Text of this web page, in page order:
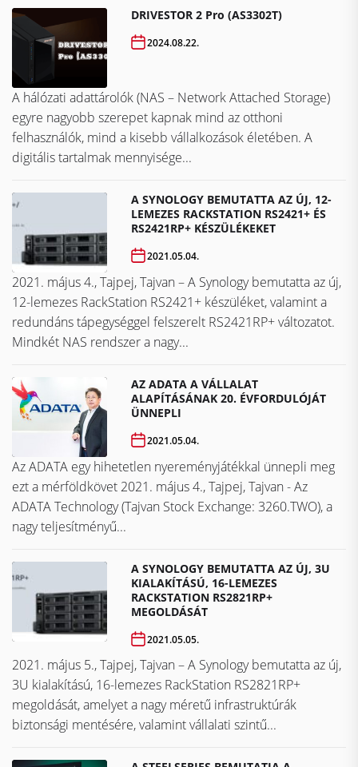
DRIVESTOR 2 Pro (AS3302T)
2024.08.22.
A hálózati adattárolók (NAS – Network Attached Storage)
egyre nagyobb szerepet kapnak mind az otthoni
felhasználók, mind a kisebb vállalkozások életében. A
digitális tartalmak mennyisége...
A SYNOLOGY BEMUTATTA AZ ÚJ, 12-
LEMEZES RACKSTATION RS2421+ ÉS
RS2421RP+ KÉSZÜLÉKEKET
2021.05.04.
2021. május 4., Tajpej, Tajvan – A Synology bemutatta az új,
12-lemezes RackStation RS2421+ készüléket, valamint a
redundáns tápegységgel felszerelt RS2421RP+ változatot.
Mindkét NAS rendszer a nagy...
AZ ADATA A VÁLLALAT
ALAPÍTÁSÁNAK 20. ÉVFORDULÓJÁT
ÜNNEPLI
2021.05.04.
Az ADATA egy hihetetlen nyereményjátékkal ünnepli meg
ezt a mérföldkövet ​​​​​​​2021. május 4., Tajpej, Tajvan - Az
ADATA Technology (Tajvan Stock Exchange: 3260.TWO), a
nagy teljesítményű...
A SYNOLOGY BEMUTATTA AZ ÚJ, 3U
KIALAKÍTÁSÚ, 16-LEMEZES
RACKSTATION RS2821RP+
MEGOLDÁSÁT
2021.05.05.
2021. május 5., Tajpej, Tajvan – A Synology bemutatta az új,
3U kialakítású, 16-lemezes RackStation RS2821RP+
megoldását, amelyet a nagy méretű infrastruktúrák
biztonsági mentésére, valamint vállalati szintű...